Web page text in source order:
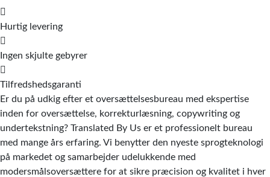
Hurtig levering
Ingen skjulte gebyrer
Tilfredshedsgaranti
Er du på udkig efter et oversættelsesbureau med ekspertise
inden for oversættelse, korrekturlæsning, copywriting og
undertekstning? Translated By Us er et professionelt bureau
med mange års erfaring. Vi benytter den nyeste sprogteknologi
på markedet og samarbejder udelukkende med
modersmålsoversættere for at sikre præcision og kvalitet i hver